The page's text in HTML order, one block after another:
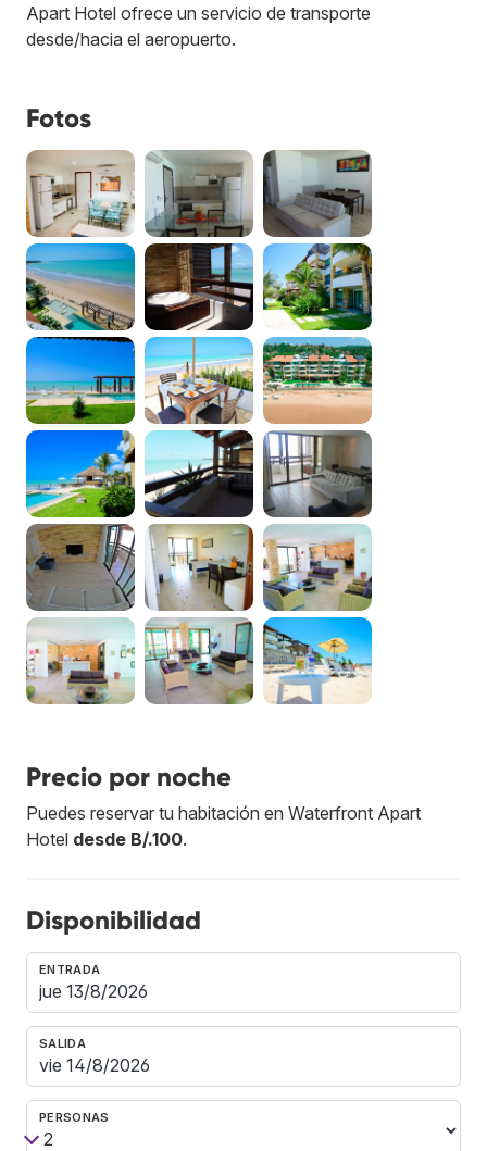
Apart Hotel ofrece un servicio de transporte
desde/hacia el aeropuerto.
Fotos
Precio por noche
Puedes reservar tu habitación en Waterfront Apart
Hotel desde B/.100.
Disponibilidad
ENTRADA
SALIDA
PERSONAS